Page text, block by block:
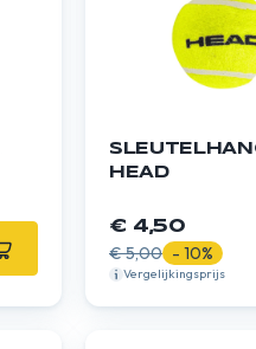
HEAD
€ 4,50
€ 5,00 - 10%
Vergelijkingsprijs